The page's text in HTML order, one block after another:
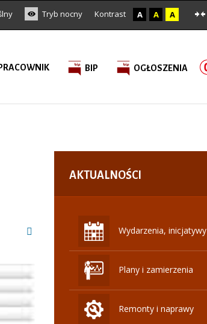
Tryb nocny Kontrast A A A
PRACOWNIK BIP OGŁOSZENIA
AKTUALNOŚCI
Wydarzenia, inicjatywy
Plany i zamierzenia
Remonty i naprawy